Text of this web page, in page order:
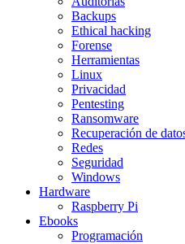
Backups
Ethical hacking
Forense
Herramientas
Linux
Privacidad
Pentesting
Ransomware
Recuperación de
Redes
Seguridad
Windows
Hardware
Raspberry Pi
Ebooks
Programación